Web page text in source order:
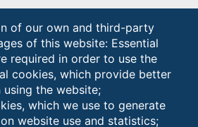
of our own and third-party
of this website: Essential
required in order to use the
cookies, which provide better
using the website;
which we use to generate
website use and statistics;
Browse
the